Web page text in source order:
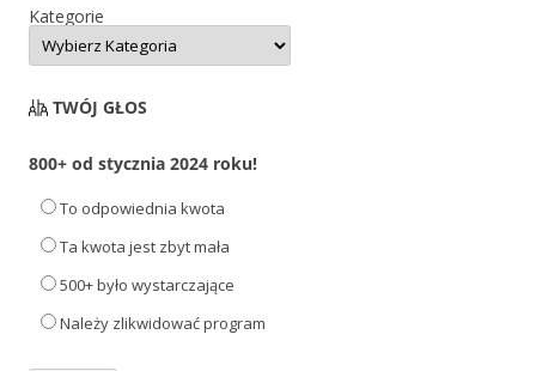
Kategorie
TWÓJ GŁOS
800+ od stycznia 2024 roku!
To odpowiednia kwota
Ta kwota jest zbyt mała
500+ było wystarczające
Należy zlikwidować program